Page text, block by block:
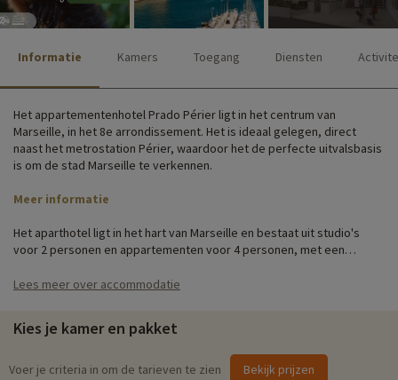
Informatie Kamers Toegang Diensten
Het appartementenhotel Prado Périer ligt in het centrum van
Marseille, in het 8e arrondissement. Het is ideaal gelegen, direct
naast het metrostation Périer, waardoor het de perfecte uitvalsbasis
is om de stad Marseille te verkennen.
Meer informatie
Het aparthotel ligt in het hart van Marseille en bestaat uit studio's
voor 2 personen en appartementen voor 4 personen, met een
is gevestigd in een gebouw met 7 verdiepingen. De appartementen in
volledig uitgeruste keuken, een bureau en airconditioning.
Gezinsactiviteiten ter plaatse
Lees meer over accommodatie
Kies je kamer en pakket
Voer je criteria in om de tarieven te zien Bekijk prijzen